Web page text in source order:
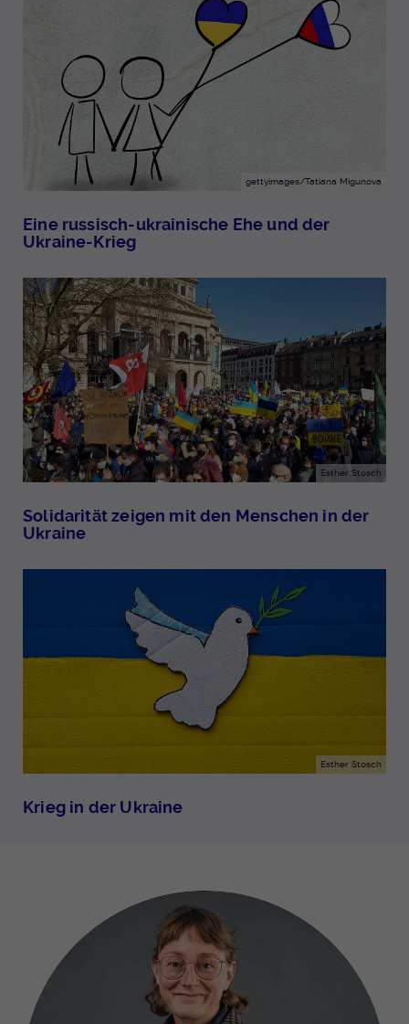
gettyimages/Tatiana Migunova
Eine russisch-ukrainische Ehe und der
Ukraine-Krieg
Esther Stosch
Solidarität zeigen mit den Menschen in der
Ukraine
Esther Stosch
Krieg in der Ukraine